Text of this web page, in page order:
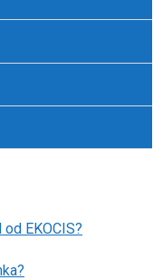
EKOCIS?